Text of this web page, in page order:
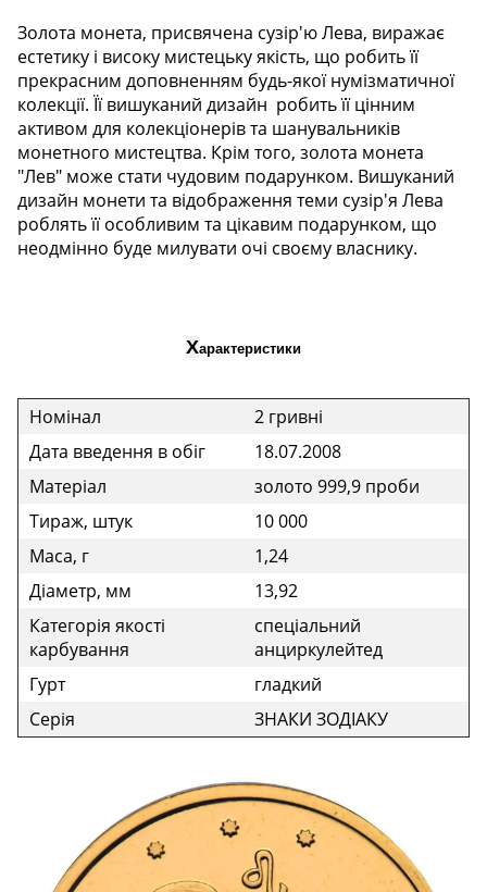
Золота монета, присвячена сузір'ю Лева, виражає
естетику і високу мистецьку якість, що робить її
прекрасним доповненням будь-якої нумізматичної
колекції. Її вишуканий дизайн робить її цінним
активом для колекціонерів та шанувальників
монетного мистецтва. Крім того, золота монета
"Лев" може стати чудовим подарунком. Вишуканий
дизайн монети та відображення теми сузір'я Лева
роблять її особливим та цікавим подарунком, що
неодмінно буде милувати очі своєму власнику.
Характеристики
Номінал
2 гривні
Дата введення в обіг
18.07.2008
Матеріал
золото 999,9 проби
Тираж, штук
10 000
Маса, г
1,24
Діаметр, мм
13,92
Категорія якості
карбування
спеціальний
анциркулейтед
Гурт
гладкий
Серія
ЗНАКИ ЗОДІАКУ